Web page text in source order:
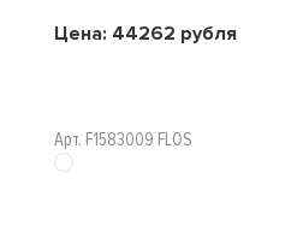
Цена: 44262 рубля
Арт. F1583009 FLOS